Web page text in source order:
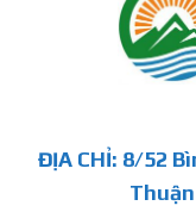
ĐỊA CHỈ: 8/52